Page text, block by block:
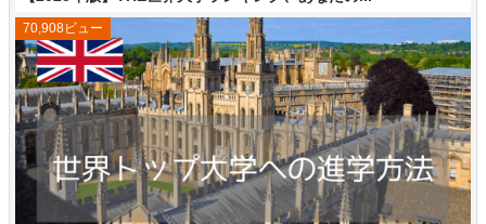
70,908ビュー